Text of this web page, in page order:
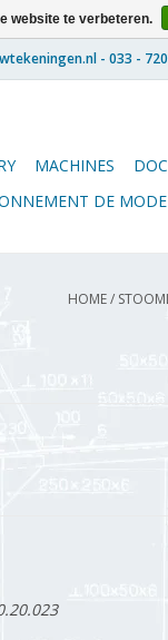
MACHINES
DE
HOME/
website te verbeteren.